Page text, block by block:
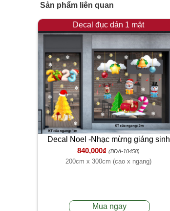
Sản phẩm liên quan
Decal đục dán 1 mặt
Decal Noel -Nhạc mừng giáng sinh
840,000₫ (BDA-10458)
200cm x 300cm (cao x ngang)
Mua ngay